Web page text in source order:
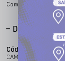
Compartilhe:
DESCRIÇÃO
Código
CAMISETA CHRONIC